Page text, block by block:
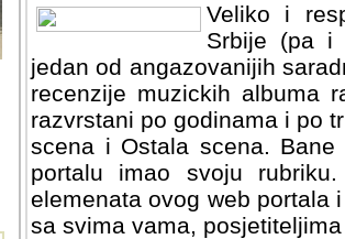
Veliko i
Srbije (pa i
jedan od angazovanijih
recenzije muzickih albuma
razvrstani po godinama i po
scena i Ostala scena.
portalu imao svoju
elemenata ovog web portala
sa svima vama,